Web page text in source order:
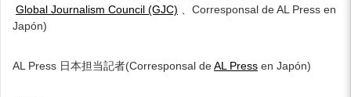
Global Journalism Council (GJC) 、Corresponsal de AL Press en
Japón)
AL Press 日本担当記者(Corresponsal deAL Press en Japón)